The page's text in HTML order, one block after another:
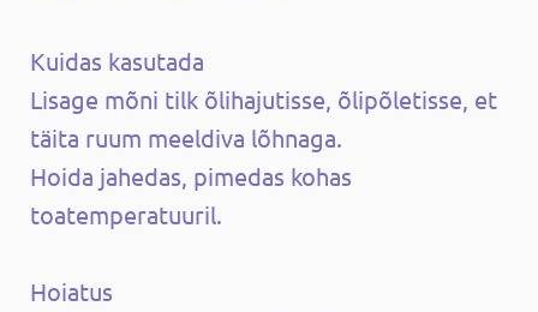
Kuidas kasutada
Lisage mõni tilk õlihajutisse, õlipõletisse, et
täita ruum meeldiva lõhnaga.
Hoida jahedas, pimedas kohas
toatemperatuuril.
Hoiatus